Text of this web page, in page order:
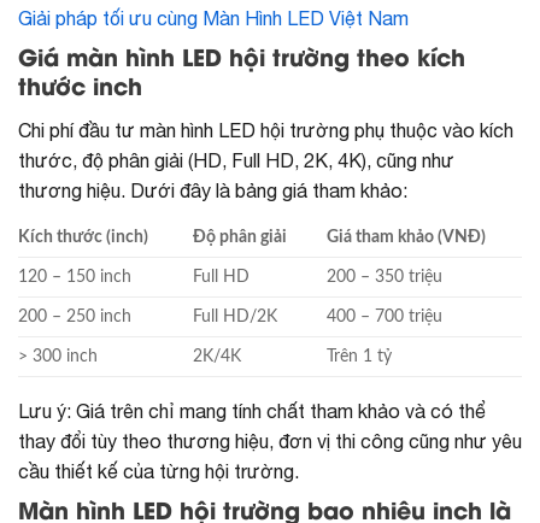
Giải pháp tối ưu cùng Màn Hình LED Việt Nam
Giá màn hình LED hội trường theo kích
thước inch
Chi phí đầu tư màn hình LED hội trường phụ thuộc vào kích
thước, độ phân giải (HD, Full HD, 2K, 4K), cũng như
thương hiệu. Dưới đây là bảng giá tham khảo:
Kích thước (inch) Độ phân giải Giá tham khảo (VNĐ)
120 – 150 inch Full HD 200 – 350 triệu
200 – 250 inch Full HD/2K 400 – 700 triệu
> 300 inch 2K/4K Trên 1 tỷ
Lưu ý: Giá trên chỉ mang tính chất tham khảo và có thể
thay đổi tùy theo thương hiệu, đơn vị thi công cũng như yêu
cầu thiết kế của từng hội trường.
Màn hình LED hội trường bao nhiêu inch là